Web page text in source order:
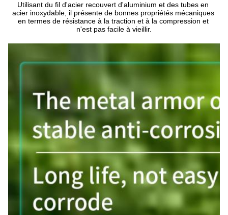
Utilisant du fil d'acier recouvert d'aluminium et des tubes en
acier inoxydable, il présente de bonnes propriétés mécaniques
en termes de résistance à la traction et à la compression et
n'est pas facile à vieillir.